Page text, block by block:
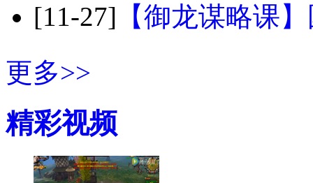
[11-27] 【御龙谋略课
更多>>
精彩视频